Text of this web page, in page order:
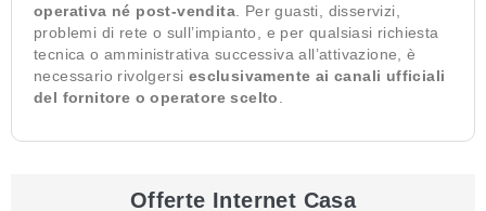
operativa né post-vendita . Per guasti, disservizi,
problemi di rete o sull’impianto, e per qualsiasi richiesta
tecnica o amministrativa successiva all’attivazione, è
necessario rivolgersi esclusivamente ai canali ufficiali
del fornitore o operatore scelto
Offerte Internet Casa